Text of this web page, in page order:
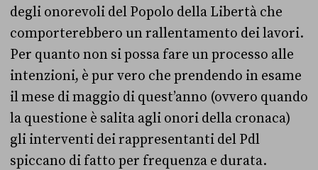
degli onorevoli del Popolo della Libertà che
comporterebbero un rallentamento dei lavori.
Per quanto non si possa fare un processo alle
intenzioni, è pur vero che prendendo in esame
il mese di maggio di quest’anno (ovvero quando
la questione è salita agli onori della cronaca)
gli interventi dei rappresentanti del Pdl
spiccano di fatto per frequenza e durata.